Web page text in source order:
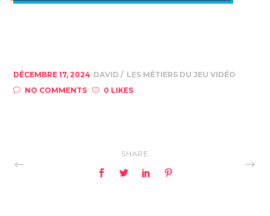
DÉCEMBRE 17, 2024 DAVID
LES MÉTIERS DU JEU VIDÉO
NO COMMENTS
0 LIKES
SHARE